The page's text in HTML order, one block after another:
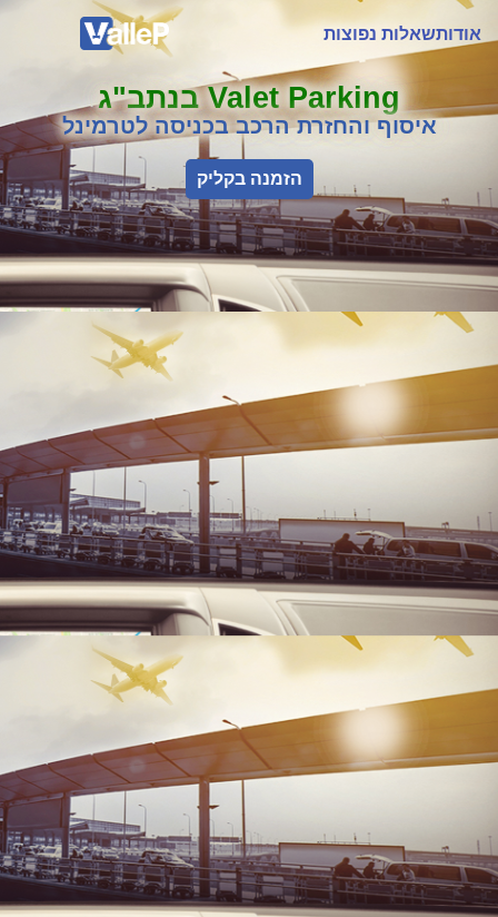
אודותשאלות נפוצות
Valet Parking בנתב"ג
איסוף והחזרת הרכב בכניסה לטרמינל
הזמנה בקליק